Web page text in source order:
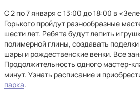
С 2 по 7 января с 13:00 до 18:00 в
Горького пройдут разнообразные
шести лет. Ребята будут лепить
полимерной глины, создавать
шары и рождественские венки. Все
Продолжительность одного мастер-
минут. Узнать расписание и
парка.